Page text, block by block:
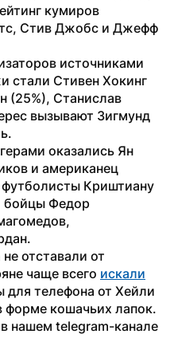
кумиров
Стив Джобс и Джефф
источниками
стали Стивен Хокинг
(25%), Станислав
вызывают Зигмунд
оказались Ян
и американец
Криштиану
бойцы Федор
отставали от
чаще всего искали
телефона от Хейли
форме кошачьих лапок.